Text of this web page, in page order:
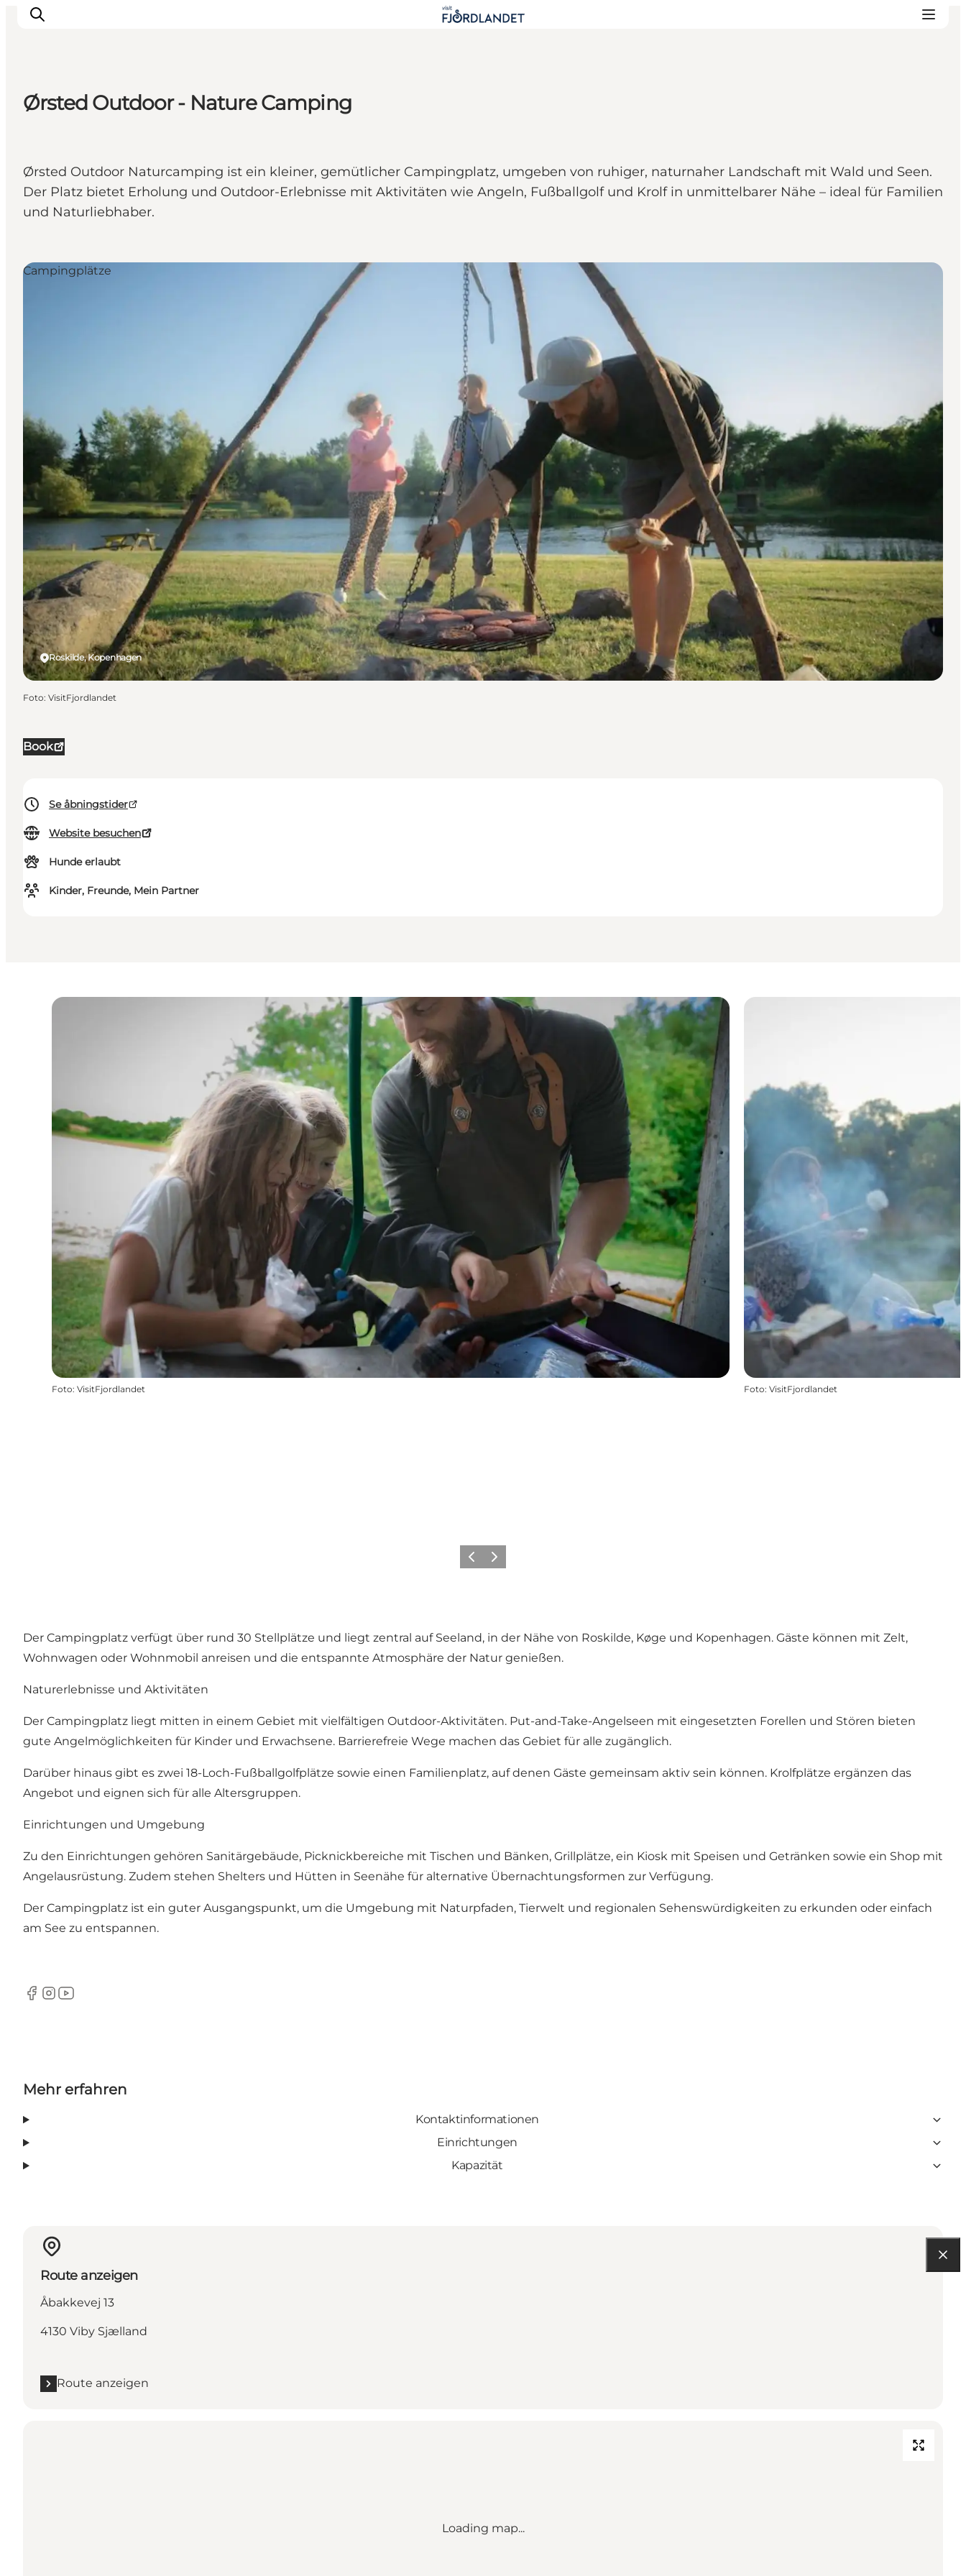
Reiseführer & Inspiration
Unterkünfte
Erlebnisse
Ørsted Outdoor - Nature Camping
Ørsted Outdoor Naturcamping ist ein kleiner, gemütlicher Campingplatz, umgeben von ruhiger, naturnaher Landschaft mit Wald und Seen.
Der Platz bietet Erholung und Outdoor-Erlebnisse mit Aktivitäten wie Angeln, Fußballgolf und Krolf in unmittelbarer Nähe – ideal für Familien
und Naturliebhaber.
Book
Se åbningstider
Website besuchen
Hunde erlaubt
Kinder, Freunde, Mein Partner
Roskilde, Kopenhagen
Campingplätze
Foto: VisitFjordlandet
Foto: VisitFjordlandet Foto: VisitFjordlandet
Vorherige Folie
Nächste Folie
Der Campingplatz verfügt über rund 30 Stellplätze und liegt zentral auf Seeland, in der Nähe von Roskilde, Køge und Kopenhagen. Gäste können mit Zelt,
Wohnwagen oder Wohnmobil anreisen und die entspannte Atmosphäre der Natur genießen.
Naturerlebnisse und Aktivitäten
Der Campingplatz liegt mitten in einem Gebiet mit vielfältigen Outdoor-Aktivitäten. Put-and-Take-Angelseen mit eingesetzten Forellen und Stören bieten
gute Angelmöglichkeiten für Kinder und Erwachsene. Barrierefreie Wege machen das Gebiet für alle zugänglich.
Darüber hinaus gibt es zwei 18-Loch-Fußballgolfplätze sowie einen Familienplatz, auf denen Gäste gemeinsam aktiv sein können. Krolfplätze ergänzen das
Angebot und eignen sich für alle Altersgruppen.
Einrichtungen und Umgebung
Zu den Einrichtungen gehören Sanitärgebäude, Picknickbereiche mit Tischen und Bänken, Grillplätze, ein Kiosk mit Speisen und Getränken sowie ein Shop mit
Angelausrüstung. Zudem stehen Shelters und Hütten in Seenähe für alternative Übernachtungsformen zur Verfügung.
Der Campingplatz ist ein guter Ausgangspunkt, um die Umgebung mit Naturpfaden, Tierwelt und regionalen Sehenswürdigkeiten zu erkunden oder einfach
am See zu entspannen.
Facebook
Instagram
Youtube
Mehr erfahren
Kontaktinformationen
Einrichtungen
Kapazität
Route anzeigen
Åbakkevej 13
4130 Viby Sjælland
Route anzeigen
Loading map...